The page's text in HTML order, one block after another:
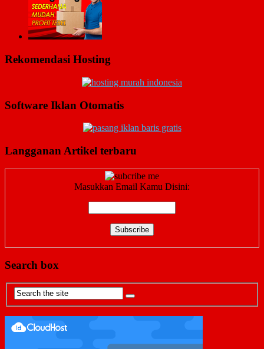
Rekomendasi Hosting
Software Iklan Otomatis
Langganan Artikel terbaru
Masukkan Email Kamu Disini:
Search box